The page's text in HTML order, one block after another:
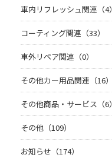
車内リフレッシュ関連（4）
コーティング関連（33）
車外リペア関連（0）
その他カー用品関連（16）
その他商品・サービス（6）
その他（109）
お知らせ（174）